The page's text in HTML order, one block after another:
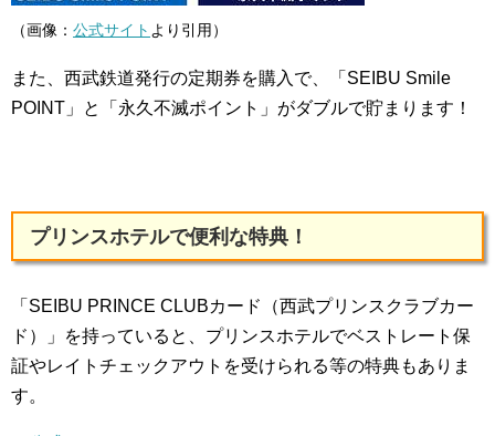
（画像： 公式サイト より引用）
また、西武鉄道発行の定期券を購入で、「SEIBU Smile
POINT」と「永久不滅ポイント」がダブルで貯まります！
プリンスホテルで便利な特典！
「SEIBU PRINCE CLUBカード（西武プリンスクラブカー
ド）」を持っていると、プリンスホテルでベストレート保
証やレイトチェックアウトを受けられる等の特典もありま
す。